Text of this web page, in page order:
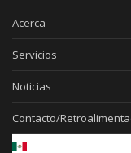
Acerca
Servicios
Noticias
Contacto/